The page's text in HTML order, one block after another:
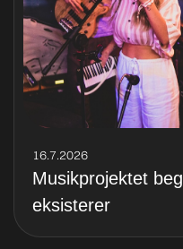
16.7.2026
Musikprojektet
eksisterer